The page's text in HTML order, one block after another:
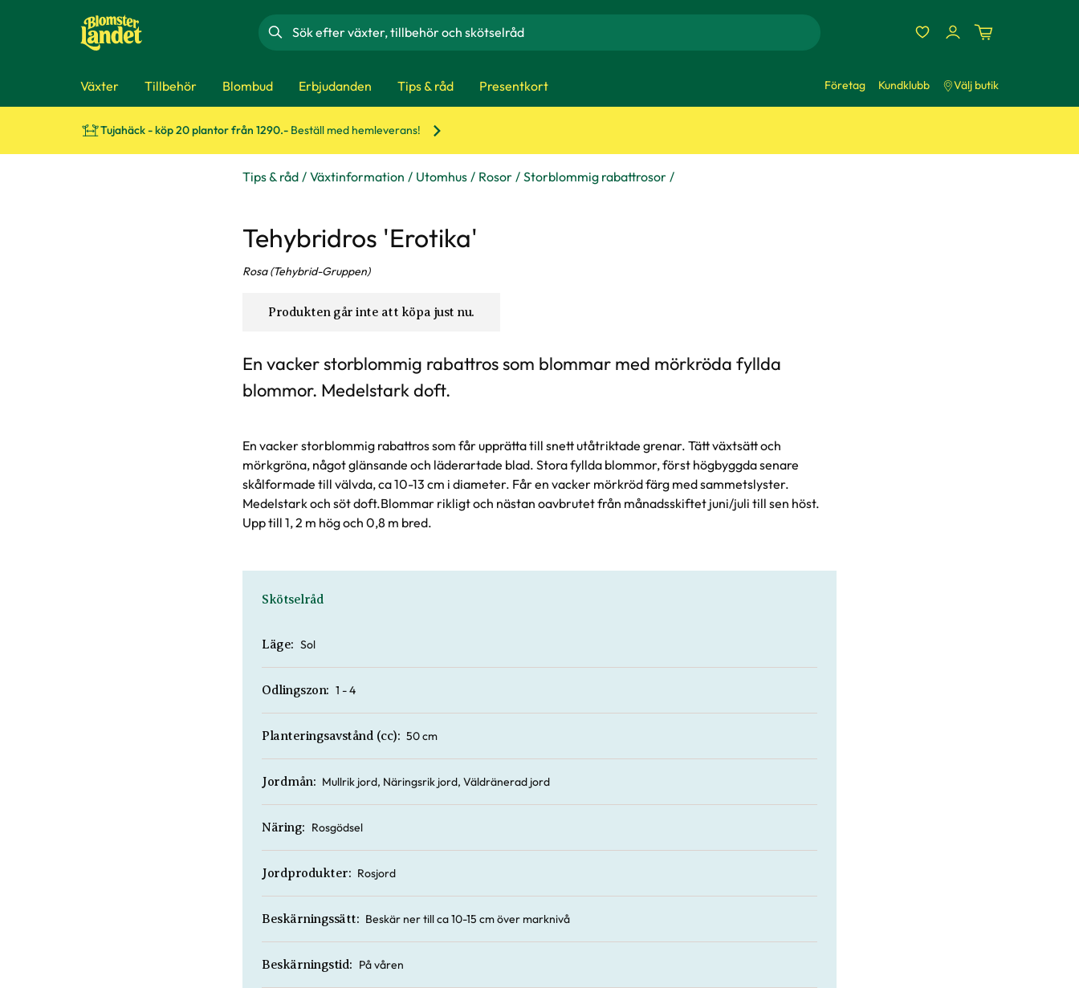
Sök
Växter Tillbehör Blombud Erbjudanden Tips & råd Presentkort Företag Kundklubb Välj butik
Tujahäck - köp 20 plantor från 1290.- Beställ med hemleverans!
Tips & råd Växtinformation Utomhus Rosor Storblommig rabattrosor
Tehybridros 'Erotika'
Rosa (Tehybrid-Gruppen)
Produkten går inte att köpa just nu.
En vacker storblommig rabattros som blommar med mörkröda fyllda
blommor. Medelstark doft.
En vacker storblommig rabattros som får upprätta till snett utåtriktade grenar. Tätt växtsätt och
mörkgröna, något glänsande och läderartade blad. Stora fyllda blommor, först högbyggda senare
skålformade till välvda, ca 10-13 cm i diameter. Får en vacker mörkröd färg med sammetslyster.
Medelstark och söt doft.Blommar rikligt och nästan oavbrutet från månadsskiftet juni/juli till sen höst.
Upp till 1, 2 m hög och 0,8 m bred.
Skötselråd
Läge: Sol
Odlingszon: 1 - 4
Planteringsavstånd (cc): 50 cm
Jordmån: Mullrik jord, Näringsrik jord, Väldränerad jord
Näring: Rosgödsel
Jordprodukter: Rosjord
Beskärningssätt: Beskär ner till ca 10-15 cm över marknivå
Beskärningstid: På våren